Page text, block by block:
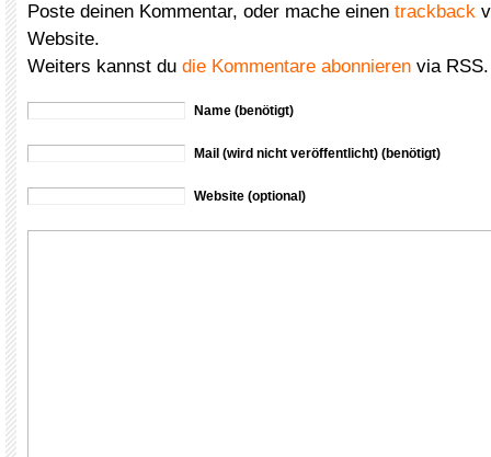
Poste deinen Kommentar, oder mache einen trackback
Website.
Weiters kannst du die Kommentare abonnieren via RSS.
Name (benötigt)
Mail (wird nicht veröffentlicht) (benötigt)
Website (optional)